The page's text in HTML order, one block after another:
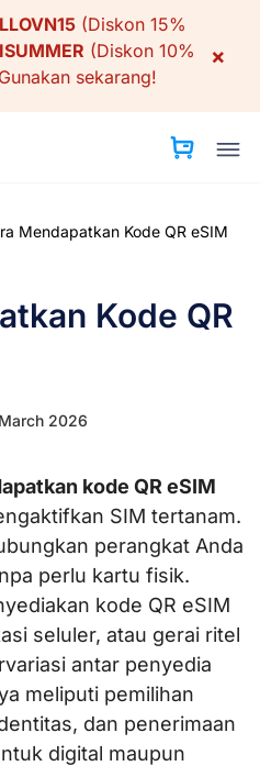
(Diskon 15%
(Diskon 10%
Gunakan sekarang!
×
Mendapatkan Kode QR eSIM
Kode QR
2026
kode QR eSIM
SIM tertanam.
perangkat Anda
perlu kartu fisik.
kode QR eSIM
seluler, atau gerai ritel
antar penyedia
meliputi pemilihan
dan penerimaan
digital maupun